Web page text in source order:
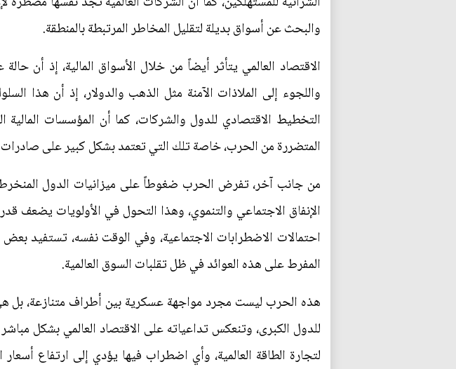
والبحث عن أسواق بديلة لتقليل المخاطر المرتبطة بالمنطقة.
الاقتصاد العالمي يتأثر أيضاً من خلال الأسواق المالية، إذ أن
واللجوء إلى الملاذات الآمنة مثل الذهب والدولار، إذ أن هذا
التخطيط الاقتصادي للدول والشركات، كما أن المؤسسات
المتضررة من الحرب، خاصة تلك التي تعتمد بشكل كبير على صادرات
من جانب آخر، تفرض الحرب ضغوطاً على ميزانيات الدول
الإنفاق الاجتماعي والتنموي، وهذا التحول في الأولويات يضعف
احتمالات الاضطرابات الاجتماعية، وفي الوقت نفسه، تستفيد بعض
المفرط على هذه العوائد في ظل تقلبات السوق العالمية.
هذه الحرب ليست مجرد مواجهة عسكرية بين أطراف متنازعة، بل
للدول الكبرى، وتنعكس تداعياته على الاقتصاد العالمي بشكل
لتجارة الطاقة العالمية، وأي اضطراب فيها يؤدي إلى ارتفاع